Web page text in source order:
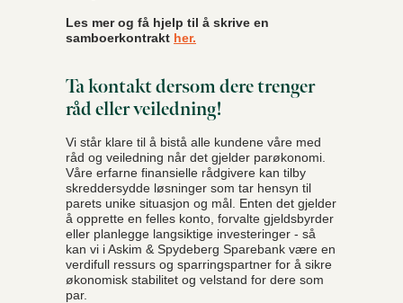
Les mer og få hjelp til å skrive en
samboerkontrakt her.
Ta kontakt dersom dere trenger
råd eller veiledning!
Vi står klare til å bistå alle kundene våre med
råd og veiledning når det gjelder parøkonomi.
Våre erfarne finansielle rådgivere kan tilby
skreddersydde løsninger som tar hensyn til
parets unike situasjon og mål. Enten det gjelder
å opprette en felles konto, forvalte gjeldsbyrder
eller planlegge langsiktige investeringer - så
kan vi i Askim & Spydeberg Sparebank være en
verdifull ressurs og sparringspartner for å sikre
økonomisk stabilitet og velstand for dere som
par.